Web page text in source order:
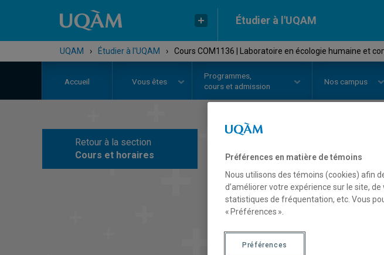
Étudier à l'UQAM
UQAM › Étudier à l'UQAM › Cours COM1136 | Laboratoire en écologie humaine et
Accueil Vous êtes
Programmes,
cours et admission
Nos campus
Retour à la section
Cours et horaires
COURS//
Préférences en matière de témoins
Nous utilisons des témoins (cookies) afin
d’améliorer votre expérience sur le site,
statistiques de fréquentation, etc. Vous
« Préférences ».
Préférences